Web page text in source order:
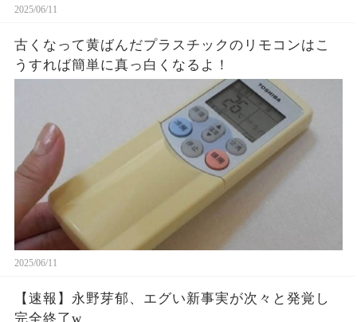
2025/06/11
古くなって黄ばんだプラスチックのリモコンはこ
うすれば簡単に真っ白くなるよ！
2025/06/11
【速報】永野芽郁、エグい新事実が次々と発覚し
完全終了w